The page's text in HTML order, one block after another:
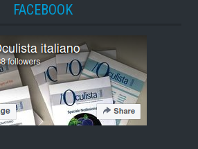
FACEBOOK